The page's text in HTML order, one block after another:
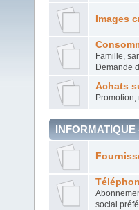
Images
Famille,
Demande
Achats
social